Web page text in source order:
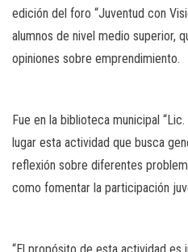
edición del foro “Juventud con
alumnos de nivel medio superior,
opiniones sobre emprendimiento.
Fue en la biblioteca municipal
lugar esta actividad que busca
reflexión sobre diferentes
como fomentar la participación